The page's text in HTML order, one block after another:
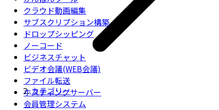
クラウド動画編集
サブスクリプション構築
ドロップシッピング
ノーコード
ビジネスチャット
ビデオ会議(WEB会議)
ファイル転送
ホスティングサーバー
会員管理システム
カテゴリー